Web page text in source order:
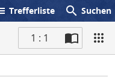
Trefferliste search Suchen
1 : 1